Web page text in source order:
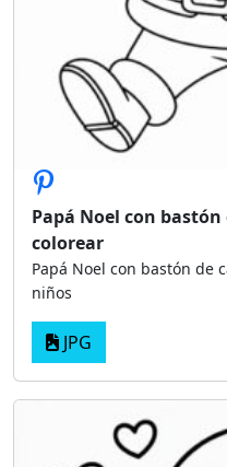
Papá Noel con
colorear
Papá Noel con bastón de
niños
JPG